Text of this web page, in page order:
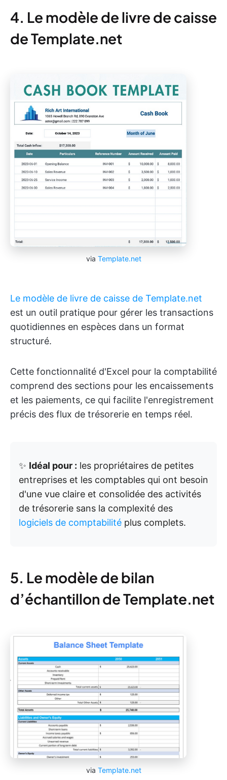
4. Le modèle de livre de caisse
de Template.net
via Template.net
Le modèle de livre de caisse de Template.net
est un outil pratique pour gérer les transactions
quotidiennes en espèces dans un format
structuré.
Cette fonctionnalité d'Excel pour la comptabilité
comprend des sections pour les encaissements
et les paiements, ce qui facilite l'enregistrement
précis des flux de trésorerie en temps réel.
✨ Idéal pour : les propriétaires de petites
entreprises et les comptables qui ont besoin
d'une vue claire et consolidée des activités
de trésorerie sans la complexité des
logiciels de comptabilité plus complets.
5. Le modèle de bilan
d’échantillon de Template.net
via Template.net